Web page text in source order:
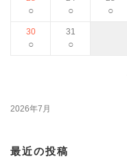
○ ○ ○
30
○
31
○
2026年7月
最近の投稿